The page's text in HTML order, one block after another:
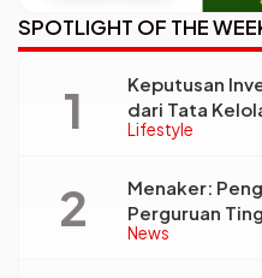
SPOTLIGHT OF THE
Lifestyle
Keputusan
dari Tata
Triyadi: Bukan
News
Menaker:
Perguruan
Kebutuhan